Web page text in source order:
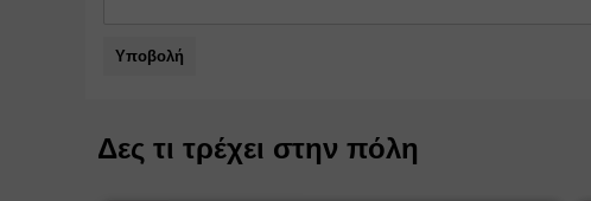
Υποβολή
Δες τι τρέχει στην πόλη